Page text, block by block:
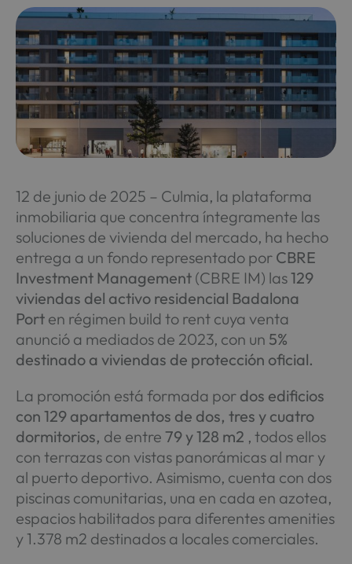
12 de junio de 2025 – Culmia, la plataforma
inmobiliaria que concentra íntegramente las
soluciones de vivienda del mercado, ha hecho
entrega a un fondo representado por CBRE
Investment Management(CBRE IM) las129
viviendas del activo residencial Badalona
Porten régimen build to rent cuya venta
anunció a mediados de 2023, con un 5%
destinado a viviendas de protección oficial.
La promoción está formada por dos edificios
con 129 apartamentos de dos, tres y cuatro
dormitorios, de entre 79 y 128 m2 , todos ellos
con terrazas con vistas panorámicas al mar y
al puerto deportivo. Asimismo, cuenta con dos
piscinas comunitarias, una en cada en azotea,
espacios habilitados para diferentes amenities
y 1.378 m2 destinados a locales comerciales.